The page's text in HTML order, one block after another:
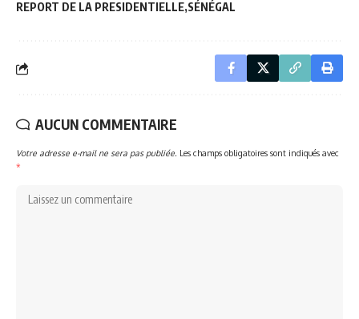
REPORT DE LA PRESIDENTIELLE SÉNÉGAL
AUCUN COMMENTAIRE
Votre adresse e-mail ne sera pas publiée. Les champs obligatoires sont indiqués avec
*